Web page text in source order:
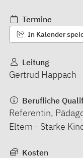
Termine
In Kalender
Leitung
Gertrud Happach
Berufliche
Referentin,
Eltern - Starke
Kosten